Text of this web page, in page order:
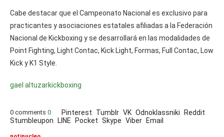
Cabe destacar que el Campeonato Nacional es exclusivo para
practicantes y asociaciones estatales afiliadas a la Federación
Nacional de Kickboxing y se desarrollará en las modalidades de
Point Fighting, Light Contac, Kick Light, Formas, Full Contac, Low
Kick y K1 Style.
gael altuzarkickboxing
0 comments 0 Pinterest Tumblr VK Odnoklassniki Reddit
Stumbleupon LINE Pocket Skype Viber Email